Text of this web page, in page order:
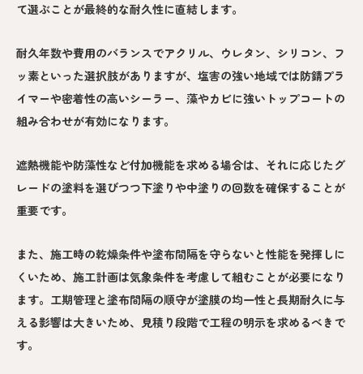
て選ぶことが最終的な耐久性に直結します。
耐久年数や費用のバランスでアクリル、ウレタン、シリコン、フ
ッ素といった選択肢がありますが、塩害の強い地域では防錆プラ
イマーや密着性の高いシーラー、藻やカビに強いトップコートの
組み合わせが有効になります。
遮熱機能や防藻性など付加機能を求める場合は、それに応じたグ
レードの塗料を選びつつ下塗りや中塗りの回数を確保することが
重要です。
また、施工時の乾燥条件や塗布間隔を守らないと性能を発揮しに
くいため、施工計画は気象条件を考慮して組むことが必要になり
ます。工期管理と塗布間隔の順守が塗膜の均一性と長期耐久に与
える影響は大きいため、見積り段階で工程の明示を求めるべきで
す。